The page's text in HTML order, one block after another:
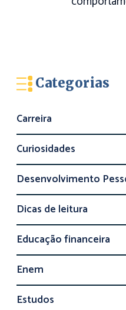
Categorias
Carreira
Curiosidades
Desenvolvimento
Dicas de leitura
Educação financeira
Enem
Estudos